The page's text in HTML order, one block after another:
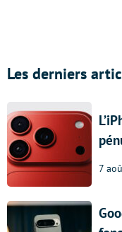
Les derniers
7